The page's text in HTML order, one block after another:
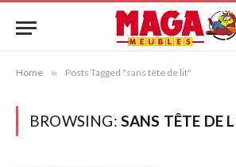
Home » Posts Tagged "sans tête de lit"
BROWSING: SANS TÊTE DE